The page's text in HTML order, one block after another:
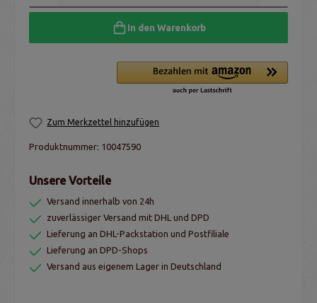
In den Warenkorb
Zum Merkzettel hinzufügen
Produktnummer: 10047590
Unsere Vorteile
Versand innerhalb von 24h
zuverlässiger Versand mit DHL und DPD
Lieferung an DHL-Packstation und Postfiliale
Lieferung an DPD-Shops
Versand aus eigenem Lager in Deutschland